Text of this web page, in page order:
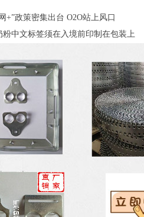
+”政策密集出台 O2O站上风口
粉中文标签须在入境前印制在包装上